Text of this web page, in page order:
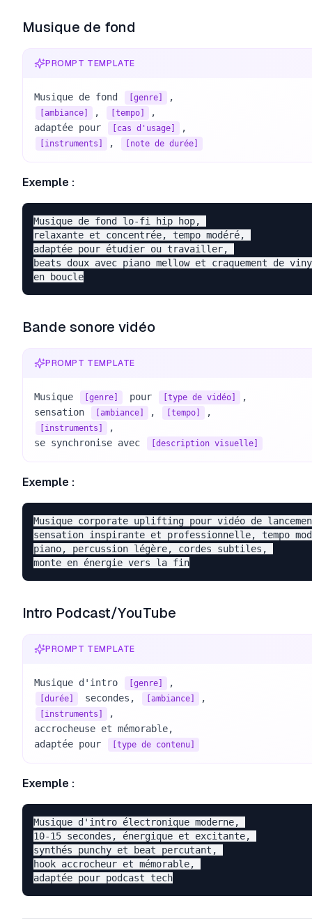
Musique de fond
PROMPT TEMPLATE
Musique de fond [genre]
[ambiance] , [tempo]
,
adaptée pour
[cas d'usage]
[instruments] , [note de durée]
Exemple :
Musique de fond lo-fi hip hop,
relaxante et concentrée, tempo modéré,
adaptée pour étudier ou travailler,
beats doux avec piano mellow et craquement de
Bande sonore vidéo
PROMPT TEMPLATE
Musique [genre] pour [type de vidéo]
,
sensation
[ambiance] , [tempo]
[instruments]
,
se synchronise avec
[description visuelle]
Exemple :
Musique corporate uplifting pour vidéo de
sensation inspirante et professionnelle, tempo
piano, percussion légère, cordes subtiles,
Intro Podcast/YouTube
PROMPT TEMPLATE
Musique d'intro [genre]
[durée] secondes, [ambiance]
[instruments]
,
accrocheuse et mémorable,
adaptée pour
[type de contenu]
Exemple :
Musique d'intro électronique moderne,
10-15 secondes, énergique et excitante,
synthés punchy et beat percutant,
hook accrocheur et mémorable,